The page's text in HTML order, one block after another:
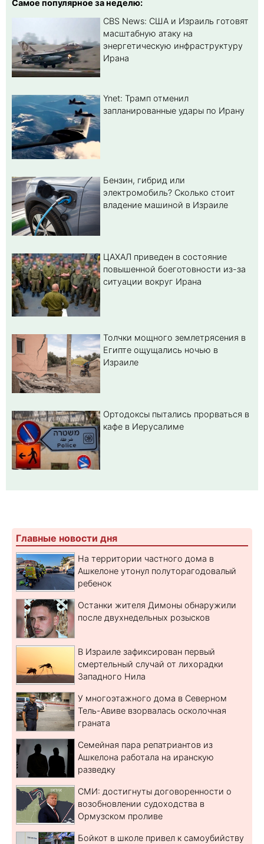
Самое популярное за неделю:
CBS News: США и Израиль готовят
масштабную атаку на
энергетическую инфраструктуру
Ирана
Ynet: Трамп отменил
запланированные удары по Ирану
Бензин, гибрид или
электромобиль? Cколько стоит
владение машиной в Израиле
ЦАХАЛ приведен в состояние
повышенной боеготовности из-за
ситуации вокруг Ирана
Толчки мощного землетрясения в
Египте ощущались ночью в
Израиле
Ортодоксы пытались прорваться в
кафе в Иерусалиме
Главные новости дня
На территории частного дома в
Ашкелоне утонул полуторагодовалый
ребенок
Останки жителя Димоны обнаружили
после двухнедельных розысков
В Израиле зафиксирован первый
смертельный случай от лихорадки
Западного Нила
У многоэтажного дома в Северном
Тель-Авиве взорвалась осколочная
граната
Семейная пара репатриантов из
Ашкелона работала на иранскую
разведку
СМИ: достигнуты договоренности о
возобновлении судоходства в
Ормузском проливе
Бойкот в школе привел к самоубийству